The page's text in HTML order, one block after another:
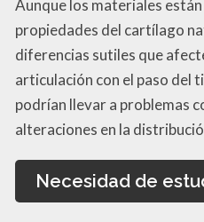
Aunque los materiales
propiedades del cartílago
diferencias sutiles que
articulación con el paso del
podrían llevar a problemas
alteraciones en la
Necesidad de